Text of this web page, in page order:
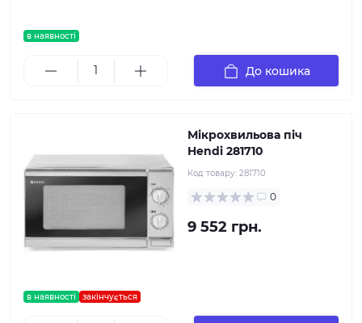
в наявності
До кошика
в наявності закінчується
Мікрохвильова піч
Hendi 281710
Код товару: 281710
0
9 552 грн.